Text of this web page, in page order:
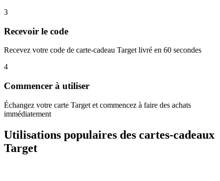
3
Recevoir le code
Recevez votre code de carte-cadeau Target livré en 60 secondes
4
Commencer à utiliser
Échangez votre carte Target et commencez à faire des achats
immédiatement
Utilisations populaires des cartes-cadeaux
Target